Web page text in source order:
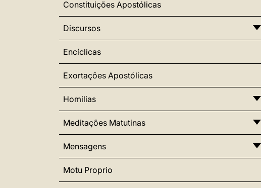
Constituições Apostólicas
Discursos
Encíclicas
Exortações Apostólicas
Homilias
Meditações Matutinas
Mensagens
Motu Proprio